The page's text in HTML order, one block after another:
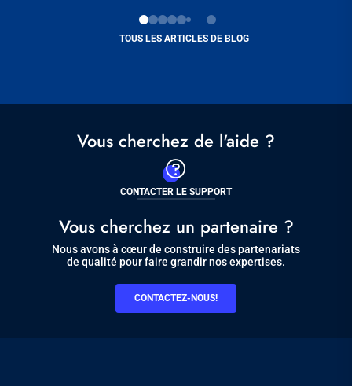
TOUS LES ARTICLES DE BLOG
Vous cherchez de l'aide ?
CONTACTER LE SUPPORT
Vous cherchez un partenaire ?
Nous avons à cœur de construire des partenariats
de qualité pour faire grandir nos expertises.
CONTACTEZ-NOUS!